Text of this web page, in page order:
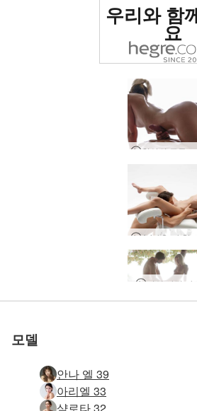
로 평가됨
우리와 함
요
여성 사정 마
세계 1위 에로틱
우리와 함
요
탄트라 비치 마
다중 물총 마
커플 물총 마
세계 1위 에로틱
우리와 함
요
아리엘 포토 판
요니 마사지 테
세계 1위 에로틱
우리와 함
요
탄트라 경로 마
클로에 호텔
교육 페니스 마
세계 1위 에로틱
우리와 함
요
깊은 침투 마
호수의 링감 마
세계 1위 에로틱
우리와 함
요
모델
안나 엘 39
아리엘 33
샬로타 32